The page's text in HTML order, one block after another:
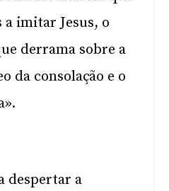
imitar Jesus, o
derrama sobre a
da consolação e o
despertar a